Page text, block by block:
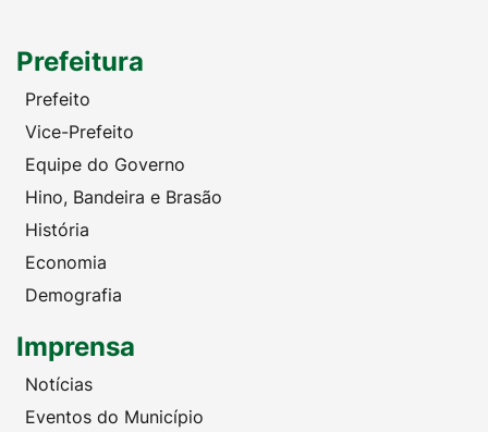
Prefeitura
Prefeito
Vice-Prefeito
Equipe do Governo
Hino, Bandeira e Brasão
História
Economia
Demografia
Imprensa
Notícias
Eventos do Município